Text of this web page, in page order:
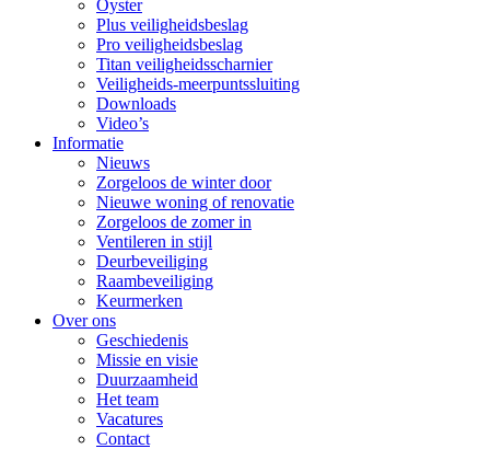
Oyster
Plus veiligheidsbeslag
Pro veiligheidsbeslag
Titan veiligheidsscharnier
Veiligheids-meerpuntssluiting
Downloads
Video’s
Informatie
Nieuws
Zorgeloos de winter door
Nieuwe woning of renovatie
Zorgeloos de zomer in
Ventileren in stijl
Deurbeveiliging
Raambeveiliging
Keurmerken
Over ons
Geschiedenis
Missie en visie
Duurzaamheid
Het team
Vacatures
Contact